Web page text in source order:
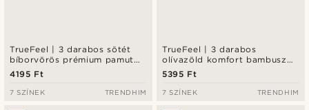
TrueFeel | 3 darabos sötét
bíborvörös prémium pamut
bokazokni szett
4195 Ft
7 SZÍNEK TRENDHIM
TrueFeel | 3 darabos
olívazöld komfort bambusz
bokazokni szett
5395 Ft
7 SZÍNEK TRENDHIM